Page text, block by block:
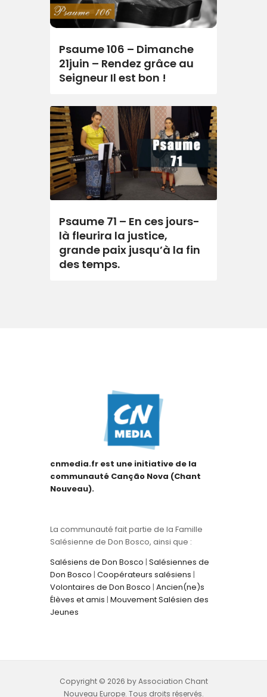
Psaume 106 – Dimanche
21juin – Rendez grâce au
Seigneur Il est bon !
Psaume 71 – En ces jours-
là fleurira la justice,
grande paix jusqu’à la fin
des temps.
cnmedia.fr est une initiative de la
communauté Canção Nova (Chant
Nouveau).
La communauté fait partie de la Famille
Salésienne de Don Bosco, ainsi que :
Salésiens de Don Bosco | Salésiennes de
Don Bosco | Coopérateurs salésiens |
Volontaires de Don Bosco | Ancien(ne)s
Élèves et amis | Mouvement Salésien des
Jeunes
Copyright © 2026 by Association Chant
Nouveau Europe. Tous droits réservés.